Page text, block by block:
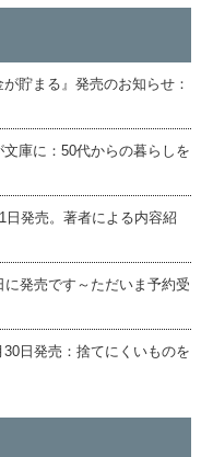
貯まる』発売のお知らせ：
文庫に：50代からの暮らしを
発売。著者による内容紹
発売です～ただいま予約受
30日発売：捨てにくいものを